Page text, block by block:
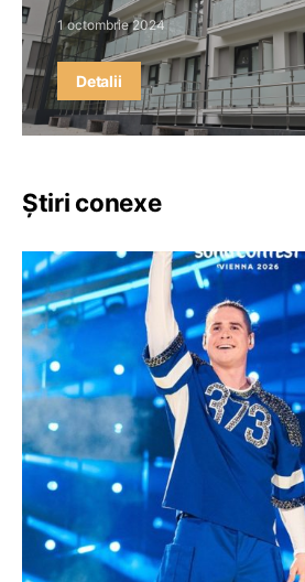
1 octombrie 2024
Detalii
Știri conexe